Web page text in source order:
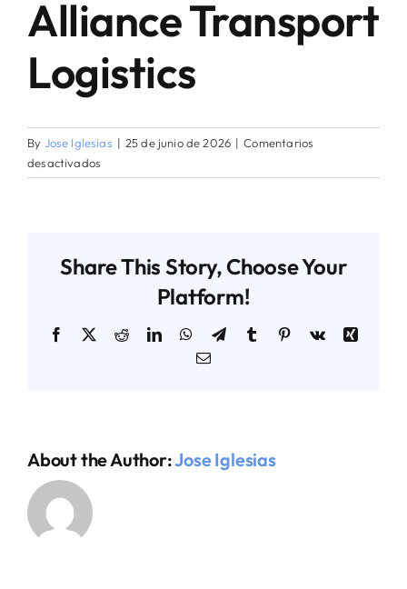
ORGANIZA TU VIAJE
Alliance Transport
Logistics
By Jose Iglesias | 25 de junio de 2026 | Comentarios
desactivados
Alliance
Share This Story, Choose Your
Platform!
Facebook
X RedditLinkedInWhatsApp
TelegramTumblr Pinterest
Vk
Xing
Email
About the Author:Jose Iglesias